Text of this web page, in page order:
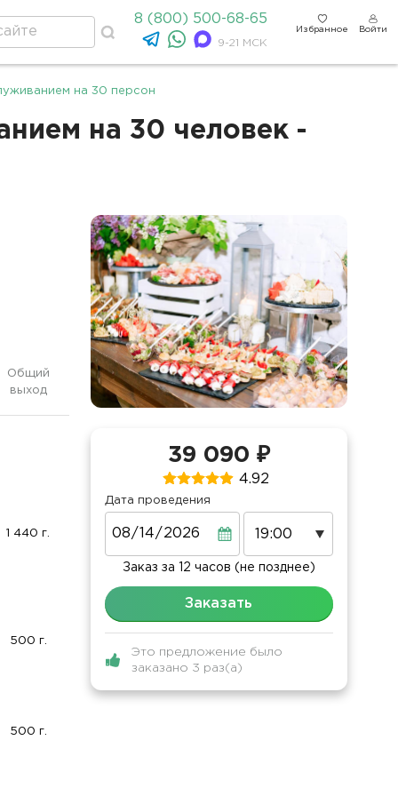
8 (800) 500-68-65
9-21 МСК
Избранное Войти
на 30 персон
на 30 человек -
Общий
выход
1 440 г.
500 г.
500 г.
39 090 ₽
4.92
Дата проведения
Заказ за 12 часов (не позднее)
Заказать
Это предложение было
заказано 3 раз(а)